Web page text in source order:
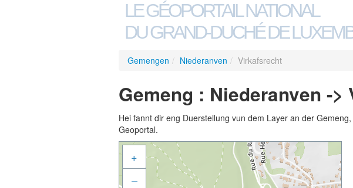
LE GÉOPORTAIL NATIONAL
DU GRAND-DUCHÉ DE
Gemengen / Niederanven / Virkafsrecht
Gemeng : Niederanven -
Hei fannt dir eng Duerstellung vun dem Layer an der
Geoportal.
+
–